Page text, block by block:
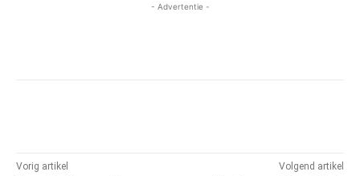
- Advertentie -
Vorig artikel Volgend artikel